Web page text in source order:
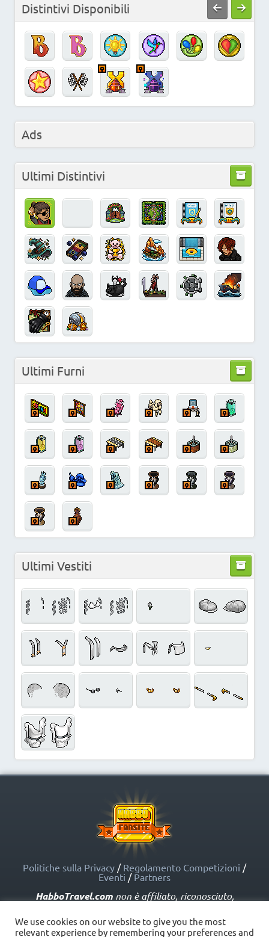
Distintivi Disponibili
Ads
Ultimi Distintivi
Ultimi Furni
Ultimi Vestiti
Politiche sulla Privacy / Regolamento Competizioni /
Eventi / Partners
HabboTravel.comnon è affiliato, riconosciuto,
dalle società affiliate. HabboTravel.com può servirsi di
marchi registrati e altre proprietà intellettuali di Habbo
come indicato nelle Politiche sui Fansite.
We use cookies on our website to give you the most
relevant experience by remembering your preferences and